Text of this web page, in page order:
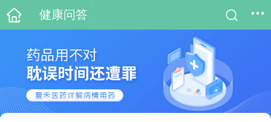
健康问答